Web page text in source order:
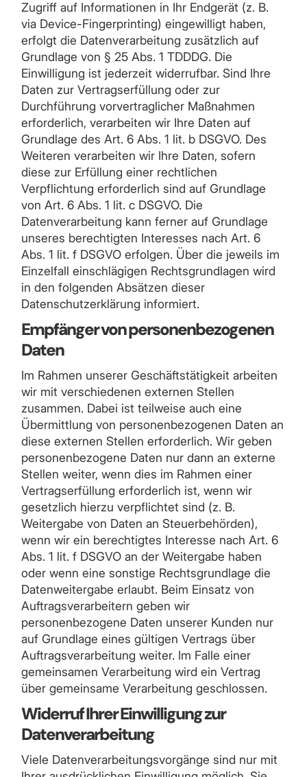
Zugriff auf Informationen in Ihr Endgerät (z. B.
via Device-Fingerprinting) eingewilligt haben,
erfolgt die Datenverarbeitung zusätzlich auf
Grundlage von § 25 Abs. 1 TDDDG. Die
Einwilligung ist jederzeit widerrufbar. Sind Ihre
Daten zur Vertragserfüllung oder zur
Durchführung vorvertraglicher Maßnahmen
erforderlich, verarbeiten wir Ihre Daten auf
Grundlage des Art. 6 Abs. 1 lit. b DSGVO. Des
Weiteren verarbeiten wir Ihre Daten, sofern
diese zur Erfüllung einer rechtlichen
Verpflichtung erforderlich sind auf Grundlage
von Art. 6 Abs. 1 lit. c DSGVO. Die
Datenverarbeitung kann ferner auf Grundlage
unseres berechtigten Interesses nach Art. 6
Abs. 1 lit. f DSGVO erfolgen. Über die jeweils im
Einzelfall einschlägigen Rechtsgrundlagen wird
in den folgenden Absätzen dieser
Datenschutzerklärung informiert.
Empfänger von personenbezogenen
Daten
Im Rahmen unserer Geschäftstätigkeit arbeiten
wir mit verschiedenen externen Stellen
zusammen. Dabei ist teilweise auch eine
Übermittlung von personenbezogenen Daten an
diese externen Stellen erforderlich. Wir geben
personenbezogene Daten nur dann an externe
Stellen weiter, wenn dies im Rahmen einer
Vertragserfüllung erforderlich ist, wenn wir
gesetzlich hierzu verpflichtet sind (z. B.
Weitergabe von Daten an Steuerbehörden),
wenn wir ein berechtigtes Interesse nach Art. 6
Abs. 1 lit. f DSGVO an der Weitergabe haben
oder wenn eine sonstige Rechtsgrundlage die
Datenweitergabe erlaubt. Beim Einsatz von
Auftragsverarbeitern geben wir
personenbezogene Daten unserer Kunden nur
auf Grundlage eines gültigen Vertrags über
Auftragsverarbeitung weiter. Im Falle einer
gemeinsamen Verarbeitung wird ein Vertrag
über gemeinsame Verarbeitung geschlossen.
Widerruf Ihrer Einwilligung zur
Datenverarbeitung
Viele Datenverarbeitungsvorgänge sind nur mit